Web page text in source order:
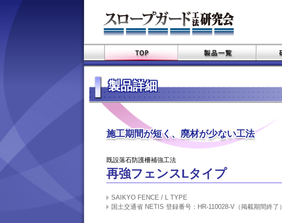
製品詳細
施工期間が短く、廃材が少ない工法
既設落石防護柵補強工法
再強フェンスLタイプ
SAIKYO FENCE / L TYPE
国土交通省 NETIS 登録番号：HR-110028-V（掲載期間終了）